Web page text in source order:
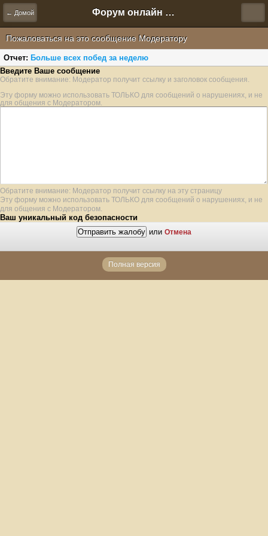
← Домой Форум онлайн игры "Новая Эра" (Нюра Биз)
Пожаловаться на это сообщение Модератору
Отчет: Больше всех побед за неделю
Введите Ваше сообщение
Обратите внимание: Модератор получит ссылку и заголовок сообщения.
Эту форму можно использовать ТОЛЬКО для сообщений о нарушениях, и не
для общения с Модератором.
Обратите внимание: Модератор получит ссылку на эту страницу
Эту форму можно использовать ТОЛЬКО для сообщений о нарушениях, и не
для общения с Модератором.
Ваш уникальный код безопасности
или Отмена
Полная версия